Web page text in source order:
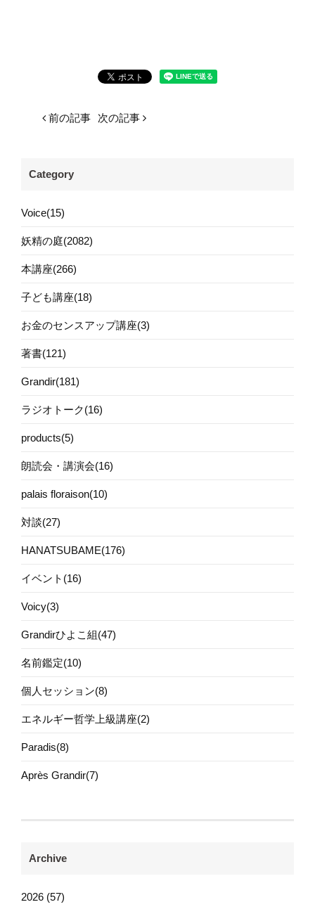
前の記事 次の記事
Category
Voice(15)
妖精の庭(2082)
本講座(266)
子ども講座(18)
お金のセンスアップ講座(3)
著書(121)
Grandir(181)
ラジオトーク(16)
products(5)
朗読会・講演会(16)
palais floraison(10)
対談(27)
HANATSUBAME(176)
イベント(16)
Voicy(3)
Grandirひよこ組(47)
名前鑑定(10)
個人セッション(8)
エネルギー哲学上級講座(2)
Paradis(8)
Après Grandir(7)
Archive
2026 (57)